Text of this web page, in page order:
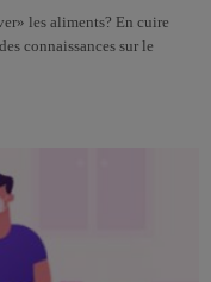
les aliments? En cuire
connaissances sur le